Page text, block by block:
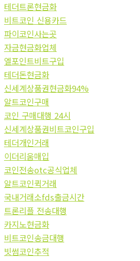
테더트론현금화
비트코인 신용카드
파이코인사는곳
자금현금화업체
엘포인트비트구입
테더돈현금화
신세계상품권현금화94%
알트코인구매
코인 구매대행 24시
신세계상품권비트코인구입
테더개인거래
이더리움매입
코인전송otc공식업체
알트코인퀵거래
국내거래소fds출금시간
트론리플 전송대행
카지노현금화
비트코인송금대행
빗썸코인추적